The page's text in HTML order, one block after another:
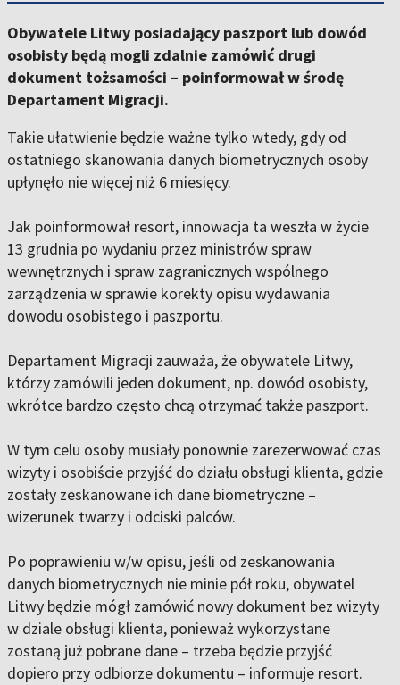
Obywatele Litwy posiadający paszport lub dowód
osobisty będą mogli zdalnie zamówić drugi
dokument tożsamości – poinformował w środę
Departament Migracji.
Takie ułatwienie będzie ważne tylko wtedy, gdy od
ostatniego skanowania danych biometrycznych osoby
upłynęło nie więcej niż 6 miesięcy.
Jak poinformował resort, innowacja ta weszła w życie
13 grudnia po wydaniu przez ministrów spraw
wewnętrznych i spraw zagranicznych wspólnego
zarządzenia w sprawie korekty opisu wydawania
dowodu osobistego i paszportu.
Departament Migracji zauważa, że ​​obywatele Litwy,
którzy zamówili jeden dokument, np. dowód osobisty,
wkrótce bardzo często chcą otrzymać także paszport.
W tym celu osoby musiały ponownie zarezerwować czas
wizyty i osobiście przyjść do działu obsługi klienta, gdzie
zostały zeskanowane ich dane biometryczne –
wizerunek twarzy i odciski palców.
Po poprawieniu w/w opisu, jeśli od zeskanowania
danych biometrycznych nie minie pół roku, obywatel
Litwy będzie mógł zamówić nowy dokument bez wizyty
w dziale obsługi klienta, ponieważ wykorzystane
zostaną już pobrane dane – trzeba będzie przyjść
dopiero przy odbiorze dokumentu – informuje resort.